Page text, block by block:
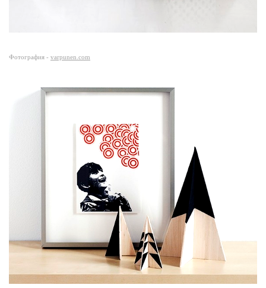
Фотография - varpunen.com